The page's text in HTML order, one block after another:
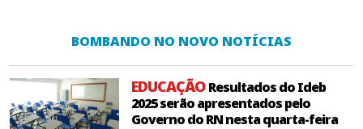
BOMBANDO NO NOVO NOTÍCIAS
EDUCAÇÃOResultados do Ideb
2025 serão apresentados pelo
Governo do RN nesta quarta-feira